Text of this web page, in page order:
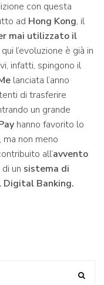
con questa
ad Hong Kong, il
mai utilizzato il
l’evoluzione è già in
infatti, spingono il
lanciata l’anno
di trasferire
un grande
hanno favorito lo
non meno
all’avvento
un sistema di
Digital Banking.